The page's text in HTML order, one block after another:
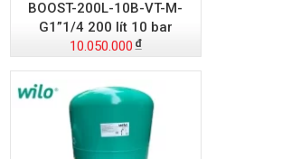
BOOST-200L-10B-VT-M-
G1”1/4 200 lít 10 bar
10.050.000